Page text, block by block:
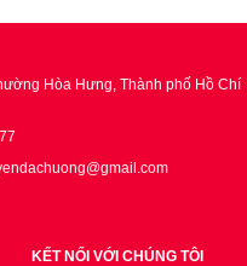
Hòa Hưng, Thành phố Hồ Chí
KẾT NỐI VỚI CHÚNG TÔI